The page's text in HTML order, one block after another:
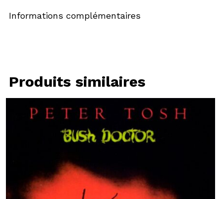
Informations complémentaires
Produits similaires